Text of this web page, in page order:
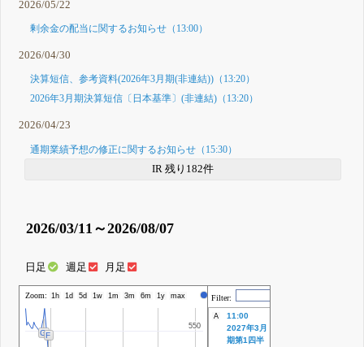
2026/05/22
剰余金の配当に関するお知らせ（13:00）
2026/04/30
決算短信、参考資料(2026年3月期(非連結))（13:20）
2026年3月期決算短信〔日本基準〕(非連結)（13:20）
2026/04/23
通期業績予想の修正に関するお知らせ（15:30）
IR 残り182件
2026/03/11～2026/08/07
日足 週足 月足
Zoom: 1h 1d 5d 1w 1m 3m 6m 1y max 株価
550
550
GF
Filter:
A
11:00
2027年3月
期第1四半